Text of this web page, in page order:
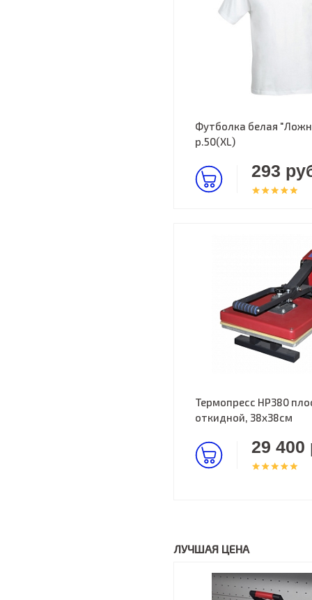
Футболка белая
р.50(XL)
293
Термопресс HP380
откидной, 38х38см
29 400
ЛУЧШАЯ ЦЕНА